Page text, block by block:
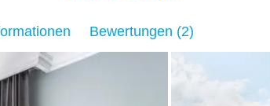
Bewertungen (2)